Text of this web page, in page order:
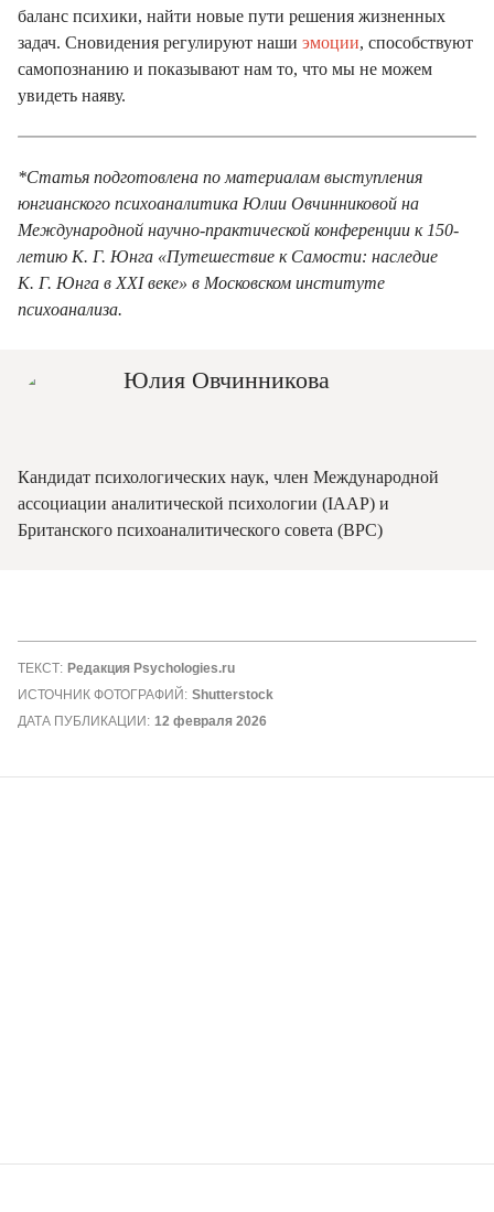
баланс психики, найти новые пути решения жизненных
задач. Сновидения регулируют наши эмоции, способствуют
самопознанию и показывают нам то, что мы не можем
увидеть наяву.
*Статья подготовлена по материалам выступления
юнгианского психоаналитика Юлии Овчинниковой на
Международной научно-практической конференции к 150-
летию К. Г. Юнга «Путешествие к Самости: наследие
К. Г. Юнга в XXI веке» в Московском институте
психоанализа.
Юлия Овчинникова
Кандидат психологических наук, член Международной
ассоциации аналитической психологии (IAAP) и
Британского психоаналитического совета (BPC)
ТЕКСТ: Редакция Psychologies.ru
ИСТОЧНИК ФОТОГРАФИЙ: Shutterstock
ДАТА ПУБЛИКАЦИИ: 12 февраля 2026